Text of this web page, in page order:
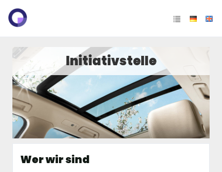
Initiativstelle
Wer wir sind